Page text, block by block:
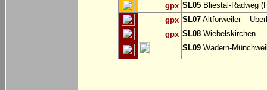
gpx SL05 Bliestal-Radweg
gpx SL07 Altforweiler –
gpx SL08 Wiebelskirchen
SL09 Wadern-